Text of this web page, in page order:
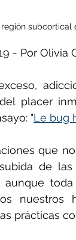
- Por Olivia
placer
"Le bug
que
de las
aunque
nuestros
prácticas